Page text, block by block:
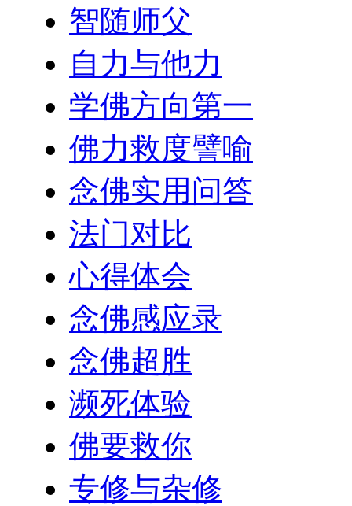
智随师父
自力与他力
学佛方向第一
佛力救度譬喻
念佛实用问答
法门对比
心得体会
念佛感应录
念佛超胜
濒死体验
佛要救你
专修与杂修